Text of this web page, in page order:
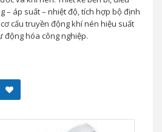
– áp suất – nhiệt độ, tích hợp bộ định
cấu truyền động khí nén hiệu suất
động hóa công nghiệp.